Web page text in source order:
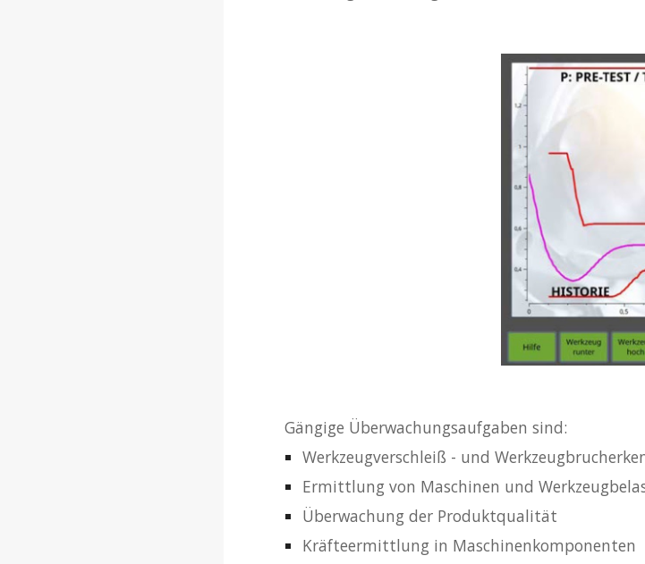
Gängige Überwachungsaufgaben sind:
Werkzeugverschleiß - und
Ermittlung von Maschinen und
Überwachung der Produktqualität
Kräfteermittlung in Maschinenkomponenten